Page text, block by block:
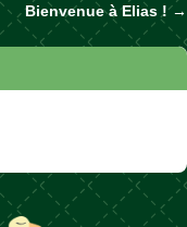
Bienvenue à Elias !→